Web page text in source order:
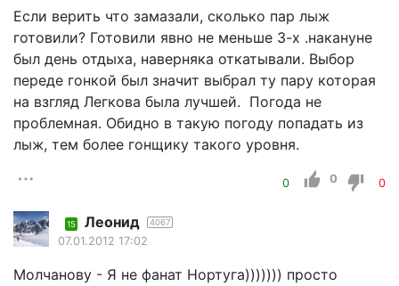
Если верить что замазали, сколько пар лыж
готовили? Готовили явно не меньше 3-х .накануне
был день отдыха, наверняка откатывали. Выбор
переде гонкой был значит выбрал ту пару которая
на взгляд Легкова была лучшей. Погода не
проблемная. Обидно в такую погоду попадать из
лыж, тем более гонщику такого уровня.
0 0 0
15 Леонид 4067
07.01.2012 17:02
Молчанову - Я не фанат Нортуга))))))) просто